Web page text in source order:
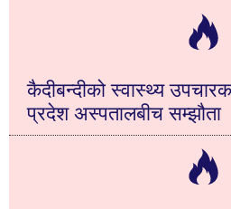
कैदीबन्दीको स्वास्थ्य
प्रदेश अस्पतालबीच सम्झौता